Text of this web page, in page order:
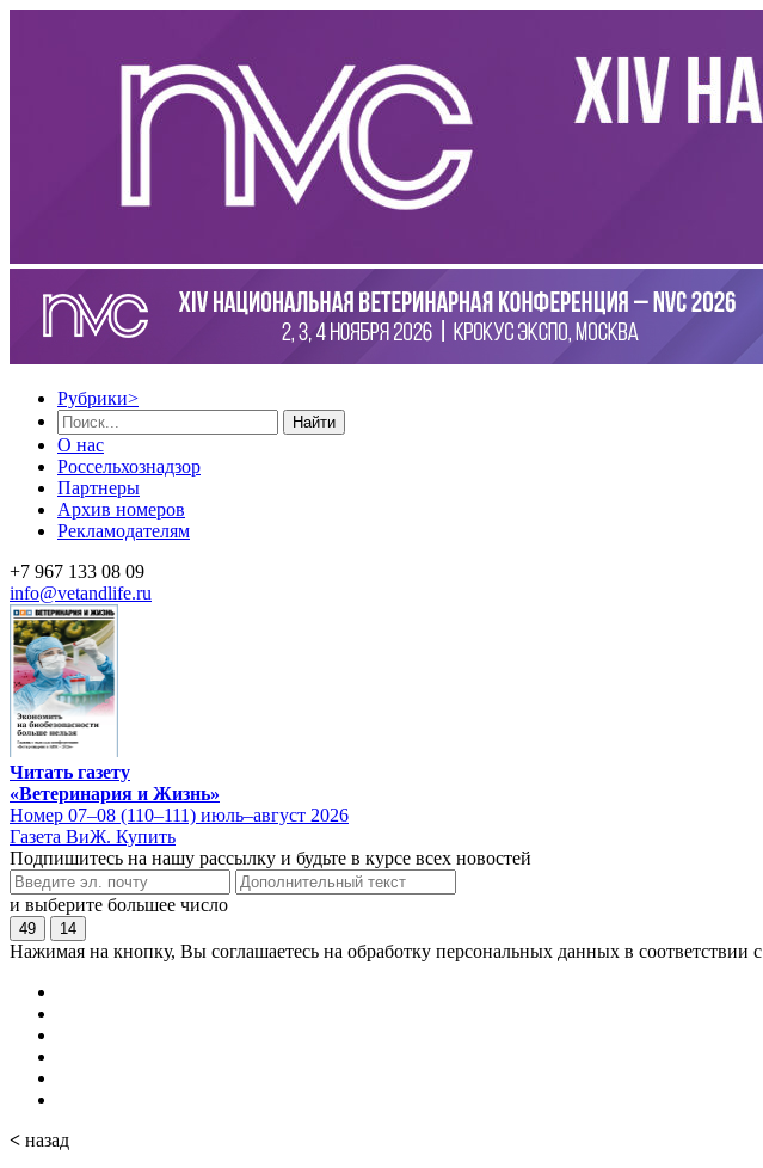
Рубрики>
Найти
О нас
Россельхознадзор
Партнеры
Архив номеров
Рекламодателям
+7 967 133 08 09
info@vetandlife.ru
Читать газету
«Ветеринария и Жизнь»
Номер 07–08 (110–111) июль–август 2026
Газета ВиЖ. Купить
Подпишитесь на нашу рассылку и будьте в курсе всех новостей
и выберите большее число
49 14
Нажимая на кнопку, Вы соглашаетесь на обработку персональных данных в соответствии с
< назад